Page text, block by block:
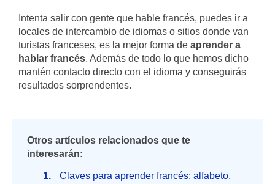
Intenta salir con gente que hable francés, puedes ir a
locales de intercambio de idiomas o sitios donde van
turistas franceses, es la mejor forma de aprender a
hablar francés. Además de todo lo que hemos dicho
mantén contacto directo con el idioma y conseguirás
resultados sorprendentes.
Otros artículos relacionados que te
interesarán:
Claves para aprender francés: alfabeto,